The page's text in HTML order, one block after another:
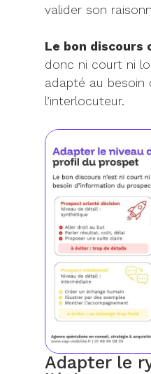
valider son
Le bon discours
donc ni court ni
adapté au besoin
l’interlocuteur.
Adapter le